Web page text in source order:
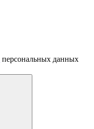
персональных данных